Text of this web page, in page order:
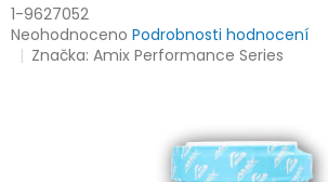
1-9627052
Průměrné
hodnocení
Neohodnoceno Podrobnosti hodnocení
Značka:Amix Performance Series